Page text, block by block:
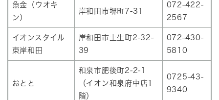
魚金（ウオキ
ン）
岸和田市堺町7-31
072-422-
2567
イオンスタイル
東岸和田
岸和田市土生町2-32-
39
072-430-
5810
おとと
和泉市肥後町2-2-1
（イオン和泉府中店1
階）
0725-43-
9340